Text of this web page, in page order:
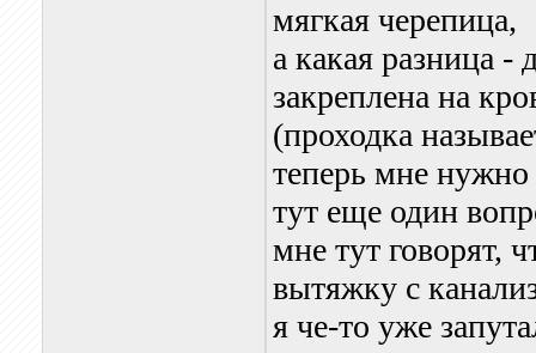
мягкая черепица,
а какая разница -
закреплена на
(проходка
теперь мне
тут еще один
мне тут говорят,
вытяжку с
я че-то уже